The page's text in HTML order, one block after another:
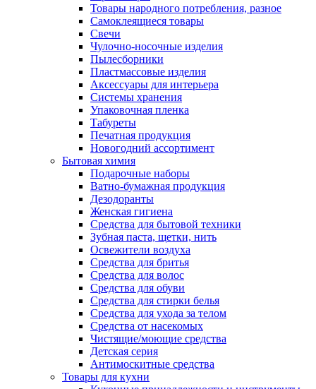
Товары народного потребления, разное
Самоклеящиеся товары
Свечи
Чулочно-носочные изделия
Пылесборники
Пластмассовые изделия
Аксессуары для интерьера
Системы хранения
Упаковочная пленка
Табуреты
Печатная продукция
Новогодний ассортимент
Бытовая химия
Подарочные наборы
Ватно-бумажная продукция
Дезодоранты
Женская гигиена
Средства для бытовой техники
Зубная паста, щетки, нить
Освежители воздуха
Средства для бритья
Средства для волос
Средства для обуви
Средства для стирки белья
Средства для ухода за телом
Средства от насекомых
Чистящие/моющие средства
Детская серия
Антимоскитные средства
Товары для кухни